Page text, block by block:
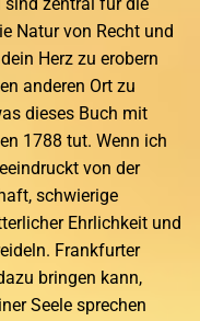
sind zentral für die
Natur von Recht und
Herz zu erobern
anderen Ort zu
dieses Buch mit
1788 tut. Wenn ich
von der
schwierige
Ehrlichkeit und
Frankfurter
bringen kann,
Seele sprechen